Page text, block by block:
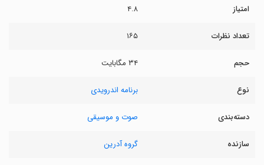
امتیاز ۴.۸
تعداد نظرات ۱۶۵
حجم ۳۴ مگابایت
نوع برنامه اندرویدی
دسته‌بندی صوت و موسیقی
سازنده گروه آدرین